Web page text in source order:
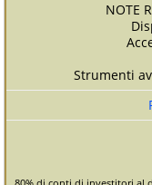
Strumenti